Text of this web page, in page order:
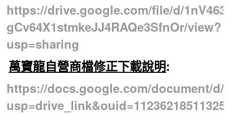
https://drive.google.com/file/d/
gCv64X1stmkeJJ4RAQe3SfnOr/view?
usp=sharing
萬寶龍自營商檔修正下載說明:
https://docs.google.com/document/d/